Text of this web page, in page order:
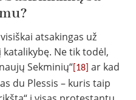
atsakingas už
Ne tik todėl,
Sekminių“ [18] ar kad
du Plessis – kuris taip